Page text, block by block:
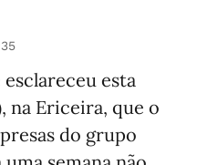
esta
na Ericeira, que o
do grupo